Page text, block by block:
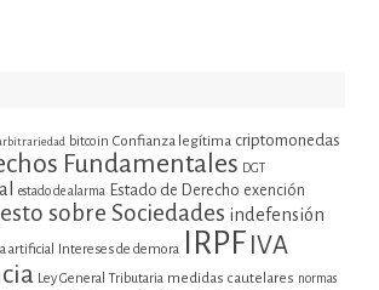
bitcoin Confianza legítima criptomonedas
Fundamentales DGT
estado de alarma Estado de Derecho exención
sobre Sociedades indefensión
artificial Intereses de demora IRPF IVA
Ley General Tributaria medidas cautelares normas